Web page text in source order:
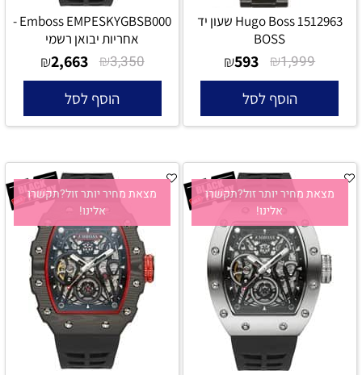
Hugo Boss 1512963 שעון יד
BOSS
₪1,999
₪593
הוסף לסל
Emboss EMPESKYGBSB000 -
אחריות יבואן רשמי
₪3,350
₪2,663
הוסף לסל
מצאת מחיר יותר זול?תקשרו
אלינו!
מצאת מחיר יותר זול?תקשרו
אלינו!